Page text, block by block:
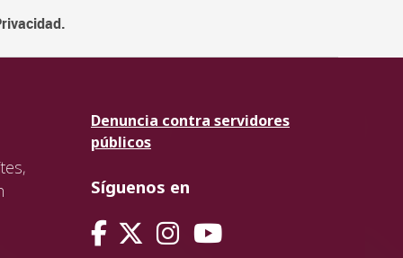
Denuncia contra servidores
públicos
Síguenos en